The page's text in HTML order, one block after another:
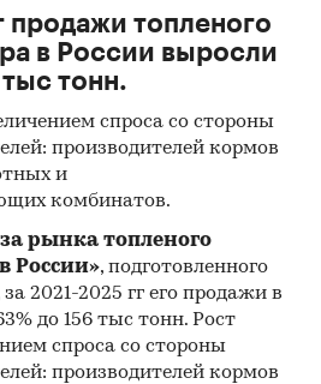
Контроля
Для Нефтяных
продажи топленого
в России выросли
тонн.
спроса со стороны
производителей кормов
и
комбинатов.
рынка топленого
России», подготовленного
2021-2025 гг его продажи в
до 156 тыс тонн. Рост
спроса со стороны
производителей кормов